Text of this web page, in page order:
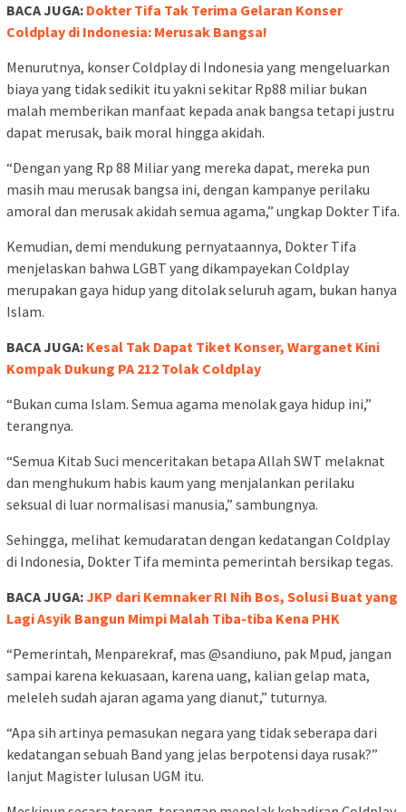
BACA JUGA: Dokter Tifa Tak Terima Gelaran Konser
Coldplay di Indonesia: Merusak Bangsa!
Menurutnya, konser Coldplay di Indonesia yang mengeluarkan
biaya yang tidak sedikit itu yakni sekitar Rp88 miliar bukan
malah memberikan manfaat kepada anak bangsa tetapi justru
dapat merusak, baik moral hingga akidah.
“Dengan yang Rp 88 Miliar yang mereka dapat, mereka pun
masih mau merusak bangsa ini, dengan kampanye perilaku
amoral dan merusak akidah semua agama,” ungkap Dokter Tifa.
Kemudian, demi mendukung pernyataannya, Dokter Tifa
menjelaskan bahwa LGBT yang dikampayekan Coldplay
merupakan gaya hidup yang ditolak seluruh agam, bukan hanya
Islam.
BACA JUGA: Kesal Tak Dapat Tiket Konser, Warganet Kini
Kompak Dukung PA 212 Tolak Coldplay
“Bukan cuma Islam. Semua agama menolak gaya hidup ini,”
terangnya.
“Semua Kitab Suci menceritakan betapa Allah SWT melaknat
dan menghukum habis kaum yang menjalankan perilaku
seksual di luar normalisasi manusia,” sambungnya.
Sehingga, melihat kemudaratan dengan kedatangan Coldplay
di Indonesia, Dokter Tifa meminta pemerintah bersikap tegas.
BACA JUGA:JKP dari Kemnaker RI Nih Bos, Solusi Buat yang
Lagi Asyik Bangun Mimpi Malah Tiba-tiba Kena PHK
“Pemerintah, Menparekraf, mas @sandiuno, pak Mpud, jangan
sampai karena kekuasaan, karena uang, kalian gelap mata,
meleleh sudah ajaran agama yang dianut,” tuturnya.
“Apa sih artinya pemasukan negara yang tidak seberapa dari
kedatangan sebuah Band yang jelas berpotensi daya rusak?”
lanjut Magister lulusan UGM itu.